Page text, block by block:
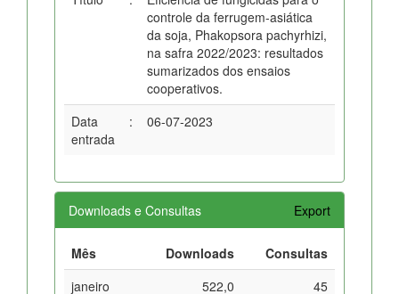
controle da ferrugem-asiática
da soja, Phakopsora pachyrhizi,
na safra 2022/2023: resultados
sumarizados dos ensaios
cooperativos.
Data
entrada
: 06-07-2023
Downloads e Consultas Export
Mês Downloads
Consultas
janeiro
522,0
45